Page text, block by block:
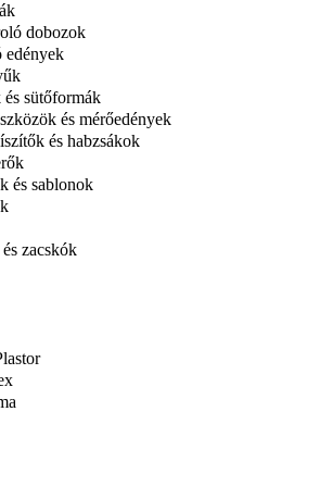
dobozok
edények
és sütőformák
és mérőedények
és habzsákok
és sablonok
zacskók